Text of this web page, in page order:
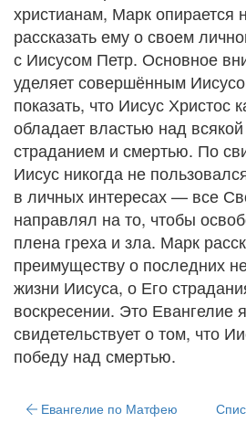
христианам, Марк опирается
рассказать ему о своем
с Иисусом Петр. Основное
уделяет совершённым
показать, что Иисус Христос
обладает властью над
страданием и смертью. По
Иисус никогда не
в личных интересах — все
направлял на то, чтобы
плена греха и зла. Марк
преимуществу о последних
жизни Иисуса, о Его
воскресении. Это Евангелие
свидетельствует о том, что
победу над смертью.
Евангелие по Матфею